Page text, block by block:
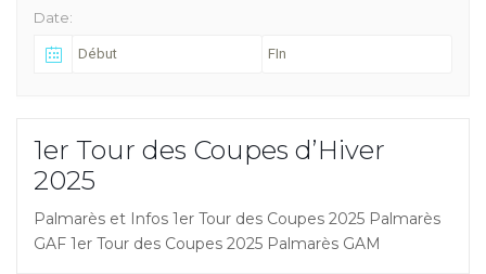
Date:
1er Tour des Coupes d’Hiver
2025
Palmarès et Infos 1er Tour des Coupes 2025 Palmarès
GAF 1er Tour des Coupes 2025 Palmarès GAM